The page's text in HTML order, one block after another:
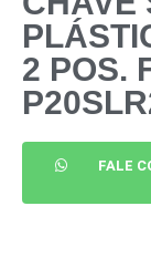
2 POS.
FALE